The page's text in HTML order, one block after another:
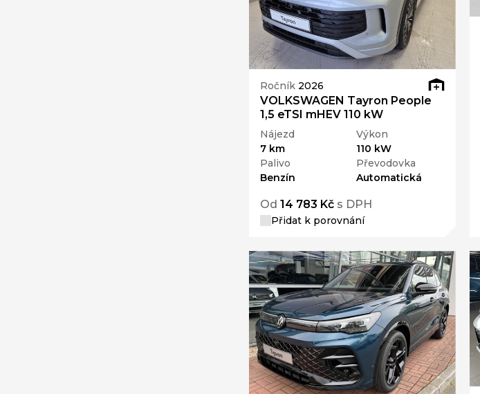
Ročník 2026
VOLKSWAGEN Tayron People
1,5 eTSI mHEV 110 kW
Nájezd
7 km
Výkon
110 kW
Palivo
Benzín
Převodovka
Automatická
Od 14 783 Kč s DPH
Přidat k porovnání